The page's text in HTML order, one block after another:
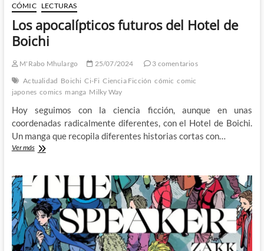
CÓMIC LECTURAS
Los apocalípticos futuros del Hotel de
Boichi
M'Rabo Mhulargo 25/07/2024
3 comentarios
Actualidad Boichi Ci-Fi Ciencia Ficción cómic comic
japones comics manga Milky Way
Hoy seguimos con la ciencia ficción, aunque en unas
coordenadas radicalmente diferentes, con el Hotel de Boichi.
Un manga que recopila diferentes historias cortas con…
Ver másLos
del
de
Boichi